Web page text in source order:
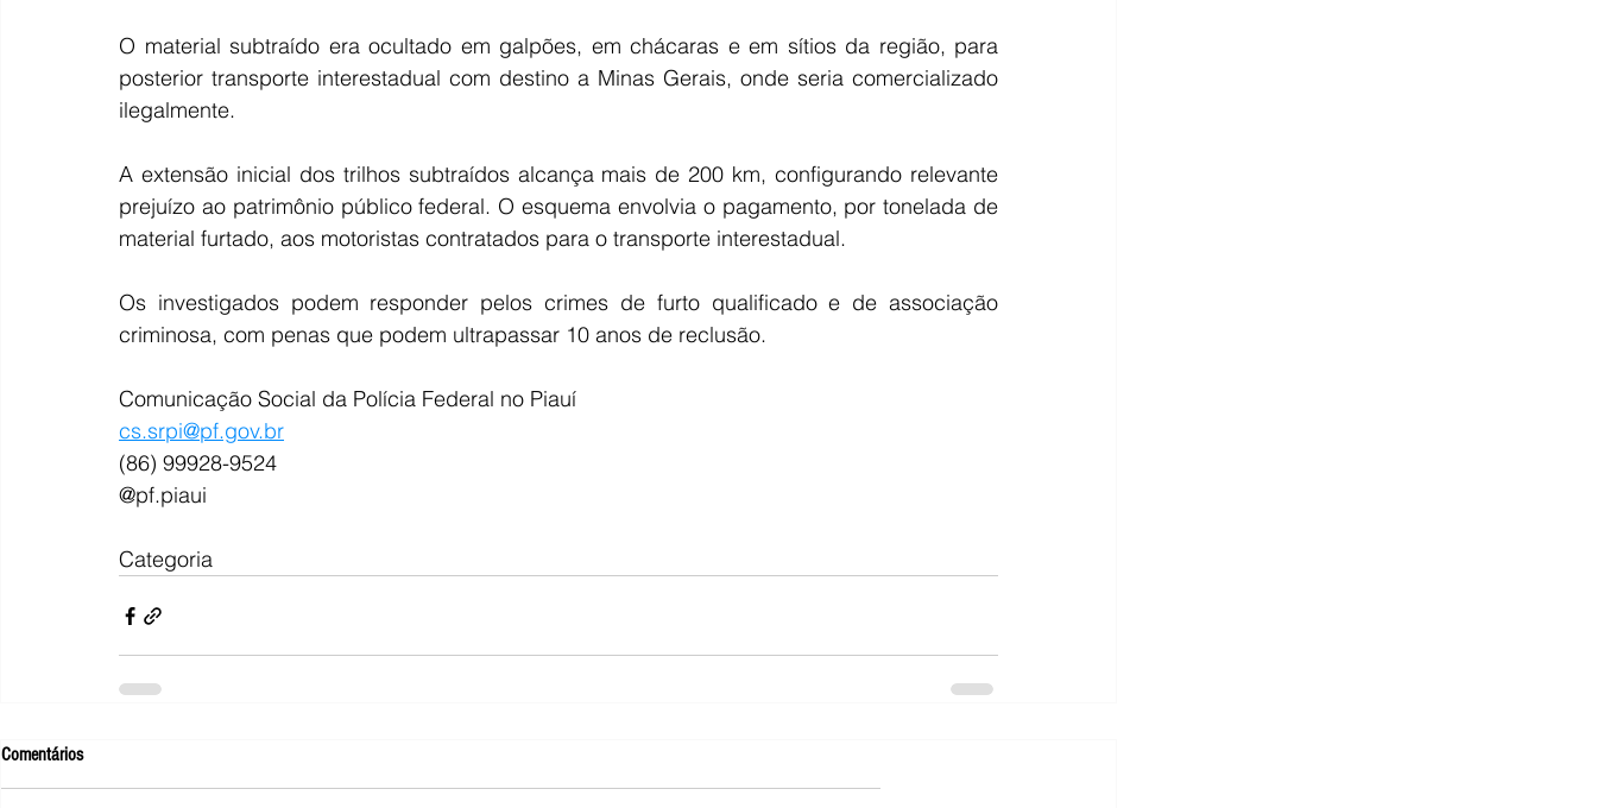
O material subtraído era ocultado em galpões, em chácaras e em sítios da região, para
posterior transporte interestadual com destino a Minas Gerais, onde seria comercializado
ilegalmente.
A extensão inicial dos trilhos subtraídos alcança mais de 200 km, configurando relevante
prejuízo ao patrimônio público federal. O esquema envolvia o pagamento, por tonelada de
material furtado, aos motoristas contratados para o transporte interestadual.
Os investigados podem responder pelos crimes de furto qualificado e de associação
criminosa, com penas que podem ultrapassar 10 anos de reclusão.
Comunicação Social da Polícia Federal no Piauí
cs.srpi@pf.gov.br
(86) 99928-9524
@pf.piaui
Categoria
Comentários